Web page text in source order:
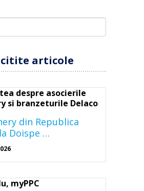
citite articole
din Republica
Doispe …